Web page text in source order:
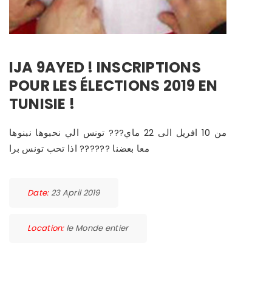
IJA 9AYED ! INSCRIPTIONS
POUR LES ÉLECTIONS 2019 EN
TUNISIE !
من 10 افريل الى 22 ماي??? تونس الي نحبوها نبنوها
معا بعضنا ?????? اذا تحب تونس برا
Date:23 April 2019
Location: le Monde entier